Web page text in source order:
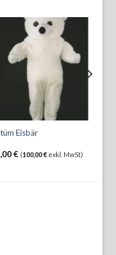
Eisbär
€ (100,00€exkl. MwSt)